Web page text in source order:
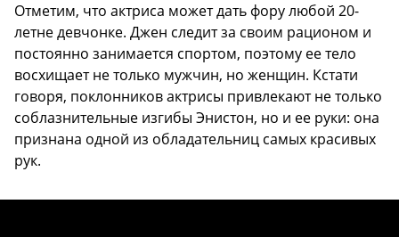
Отметим, что актриса может дать фору любой 20-
летне девчонке. Джен следит за своим рационом и
постоянно занимается спортом, поэтому ее тело
восхищает не только мужчин, но женщин. Кстати
говоря, поклонников актрисы привлекают не только
соблазнительные изгибы Энистон, но и ее руки: она
признана одной из обладательниц самых красивых
рук.